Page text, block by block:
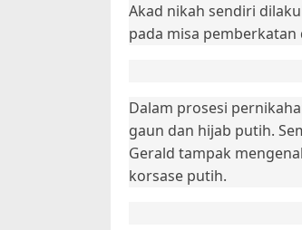
Akad nikah sendiri
pada misa pemberkatan
Dalam prosesi
gaun dan hijab putih.
Gerald tampak
korsase putih.